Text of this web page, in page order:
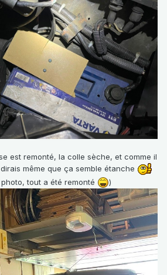
est remonté, la colle sèche, et comme il
même que ça semble étanche
tout a été remonté
)